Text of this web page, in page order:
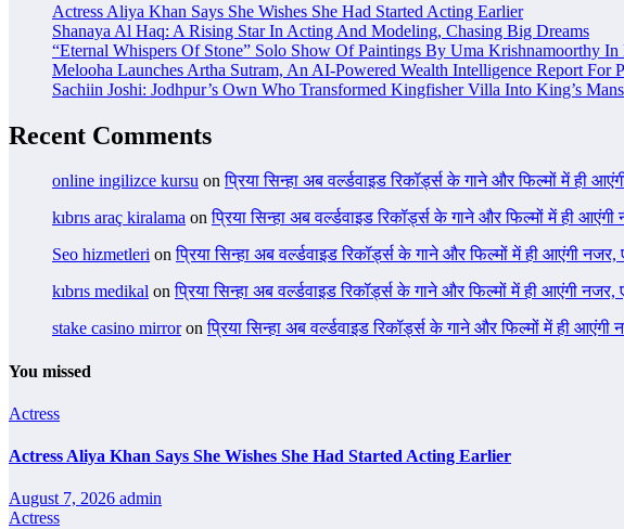
Actress Aliya Khan Says She Wishes She Had Started Acting Earlier
Shanaya Al Haq: A Rising Star In Acting And Modeling, Chasing Big Dreams
“Eternal Whispers Of Stone” Solo Show Of Paintings By Uma Krishnamoorthy
Melooha Launches Artha Sutram, An AI-Powered Wealth Intelligence Report For
Sachiin Joshi: Jodhpur’s Own Who Transformed Kingfisher Villa Into King’s
Recent Comments
online ingilizce kursu onप्रिया सिन्हा अब वर्ल्डवाइड रिकॉर्ड्स के गाने और फिल्मों में ही
kıbrıs araç kiralama onप्रिया सिन्हा अब वर्ल्डवाइड रिकॉर्ड्स के गाने और फिल्मों में ही
Seo hizmetleri onप्रिया सिन्हा अब वर्ल्डवाइड रिकॉर्ड्स के गाने और फिल्मों में ही आएंगी
kıbrıs medikal onप्रिया सिन्हा अब वर्ल्डवाइड रिकॉर्ड्स के गाने और फिल्मों में ही आएंगी
stake casino mirroronप्रिया सिन्हा अब वर्ल्डवाइड रिकॉर्ड्स के गाने और फिल्मों में ही
You missed
Actress
Actress Aliya Khan Says She Wishes She Had Started Acting Earlier
August 7, 2026 admin
Actress